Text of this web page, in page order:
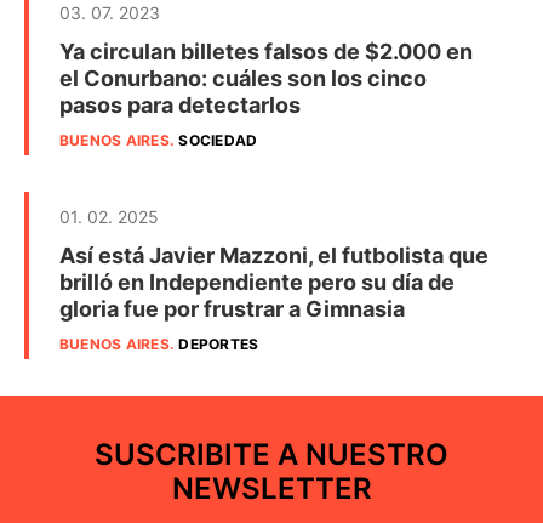
03. 07. 2023
Ya circulan billetes falsos de $2.000 en
el Conurbano: cuáles son los cinco
pasos para detectarlos
BUENOS AIRES.SOCIEDAD
01. 02. 2025
Así está Javier Mazzoni, el futbolista que
brilló en Independiente pero su día de
gloria fue por frustrar a Gimnasia
BUENOS AIRES.DEPORTES
SUSCRIBITE A NUESTRO
NEWSLETTER